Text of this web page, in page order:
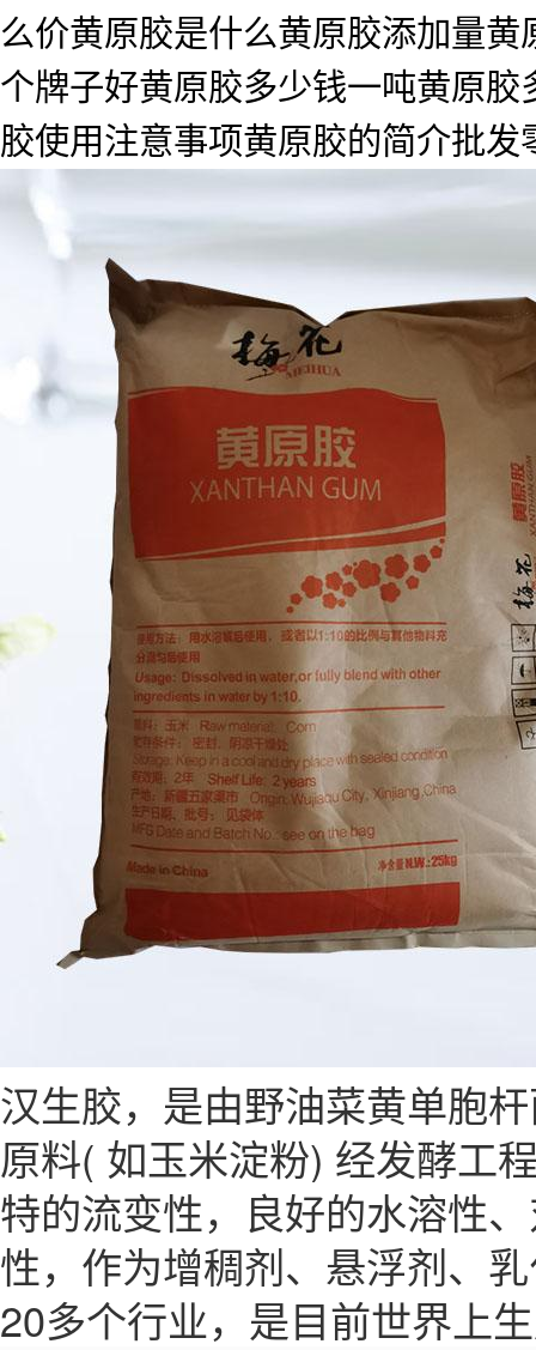
么价黄原胶是什么黄原胶添加量
个牌子好黄原胶多少钱一吨黄原
胶使用注意事项黄原胶的简介批发
汉生胶，是由野油菜黄单胞
原料( 如玉米淀粉) 经发酵工
特的流变性，良好的水溶性
性，作为增稠剂、悬浮剂、
20多个行业，是目前世界上